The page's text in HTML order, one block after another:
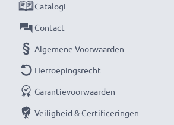
Catalogi
Contact
Algemene Voorwaarden
Herroepingsrecht
Garantievoorwaarden
Veiligheid & Certificeringen